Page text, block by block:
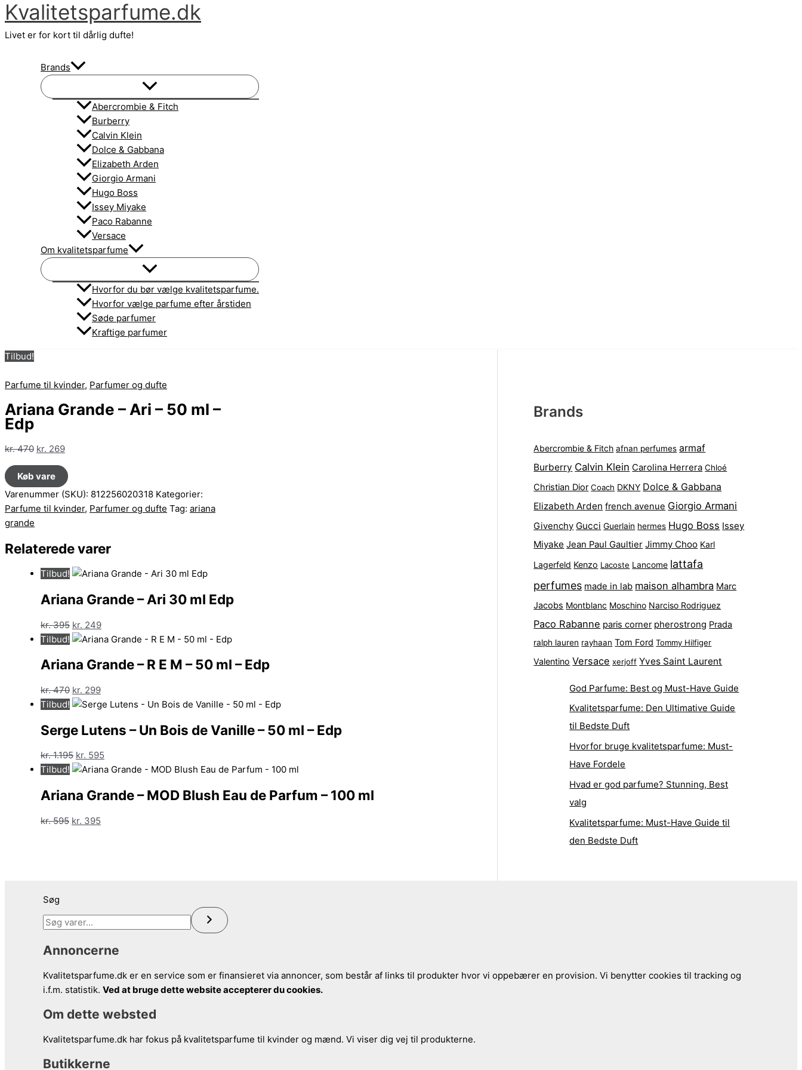
Gå
til
indholdet
Kvalitetsparfume.dk
Livet er for kort til dårlig dufte!
Brands
Abercrombie & Fitch
Burberry
Calvin Klein
Dolce & Gabbana
Elizabeth Arden
Giorgio Armani
Hugo Boss
Issey Miyake
Paco Rabanne
Versace
Om kvalitetsparfume
Hvorfor du bør vælge kvalitetsparfume.
Hvorfor vælge parfume efter årstiden
Søde parfumer
Kraftige parfumer
Tilbud!
Parfume til kvinder, Parfumer og dufte
Ariana Grande – Ari – 50 ml –
Edp
kr.470 Den
oprindelige
pris
var:
kr. 470.
kr. 269Den
pris
er:
kr. 269.
Køb vare
Varenummer (SKU): 812256020318 Kategorier:
Parfume til kvinder, Parfumer og dufte Tag: ariana
grande
Relaterede varer
Tilbud!
Ariana Grande – Ari 30 ml Edp
kr.395 Den
oprindelige
var:
kr. 249Den
aktuelle
er:
Tilbud!
Ariana Grande – R E M – 50 ml – Edp
kr.470 Den
oprindelige
var:
kr. 299Den
aktuelle
er:
Tilbud!
Serge Lutens – Un Bois de Vanille – 50 ml – Edp
kr.1.195 Den
oprindelige
var:
kr. 595
aktuelle
er:
Tilbud!
Ariana Grande – MOD Blush Eau de Parfum – 100 ml
kr.595 Den
kr. 395
Brands
Abercrombie & Fitch afnan perfumes armaf
Burberry Calvin Klein Carolina Herrera Chloé
Christian Dior Coach DKNY Dolce & Gabbana
Elizabeth Arden french avenue Giorgio Armani
Givenchy Gucci Guerlain hermes Hugo Boss Issey
Miyake Jean Paul Gaultier Jimmy Choo Karl
Lagerfeld Kenzo Lacoste Lancome lattafa
perfumes made in lab maison alhambra Marc
Jacobs Montblanc Moschino Narciso Rodriguez
Paco Rabanne paris corner pherostrong Prada
ralph lauren rayhaan Tom Ford Tommy Hilfiger
Valentino Versace xerjoff Yves Saint Laurent
God Parfume: Best og Must-Have Guide
Kvalitetsparfume: Den Ultimative Guide
til Bedste Duft
Hvorfor bruge kvalitetsparfume: Must-
Have Fordele
Hvad er god parfume? Stunning, Best
valg
Kvalitetsparfume: Must-Have Guide til
den Bedste Duft
Søg
Annoncerne
Kvalitetsparfume.dk er en service som er finansieret via annoncer, som består af links til produkter hvor vi oppebærer en provision. Vi benytter cookies til tracking og
i.f.m. statistik. Ved at bruge dette website accepterer du cookies.
Om dette websted
Kvalitetsparfume.dk har fokus på kvalitetsparfume til kvinder og mænd. Vi viser dig vej til produkterne.
Butikkerne